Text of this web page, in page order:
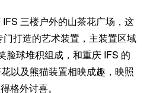
三楼户外的山茶花广场，这
打造的艺术装置，主装置区域
脸球堆积组成，和重庆 IFS 的
以及熊猫装置相映成趣，映照
格外讨喜。